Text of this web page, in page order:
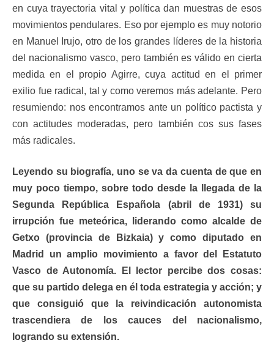
en cuya trayectoria vital y política dan muestras de esos
movimientos pendulares. Eso por ejemplo es muy notorio
en Manuel Irujo, otro de los grandes líderes de la historia
del nacionalismo vasco, pero también es válido en cierta
medida en el propio Agirre, cuya actitud en el primer
exilio fue radical, tal y como veremos más adelante. Pero
resumiendo: nos encontramos ante un político pactista y
con actitudes moderadas, pero también cos sus fases
más radicales.
Leyendo su biografía, uno se va da cuenta de que en
muy poco tiempo, sobre todo desde la llegada de la
Segunda República Española (abril de 1931) su
irrupción fue meteórica, liderando como alcalde de
Getxo (provincia de Bizkaia) y como diputado en
Madrid un amplio movimiento a favor del Estatuto
Vasco de Autonomía. El lector percibe dos cosas:
que su partido delega en él toda estrategia y acción; y
que consiguió que la reivindicación autonomista
trascendiera de los cauces del nacionalismo,
logrando su extensión.